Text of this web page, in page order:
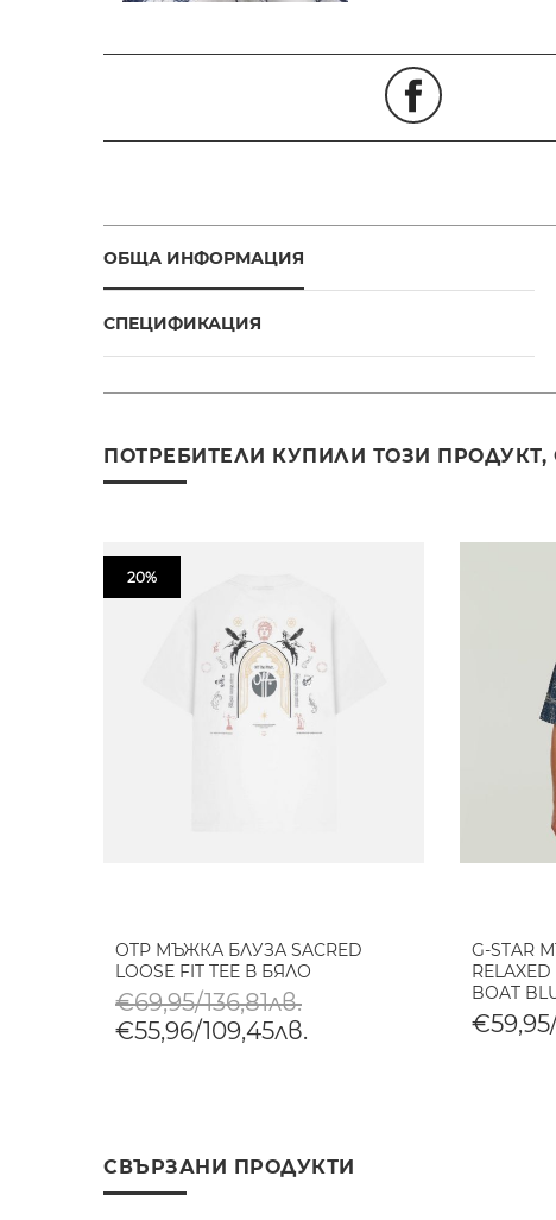
ОБЩА ИНФОРМАЦИЯ
СПЕЦИФИКАЦИЯ
ПОТРЕБИТЕЛИ КУПИЛИ ТОЗИ
20%
OTP МЪЖКА БЛУЗА SACRED
LOOSE FIT TEE В БЯЛО
€69,95/136,81лв.
€55,96/109,45лв.
G-STAR
BOAT
€59,95/
СВЪРЗАНИ ПРОДУКТИ